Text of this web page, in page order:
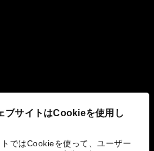
ブサイトはCookieを使用し
トではCookieを使って、ユーザー
組み